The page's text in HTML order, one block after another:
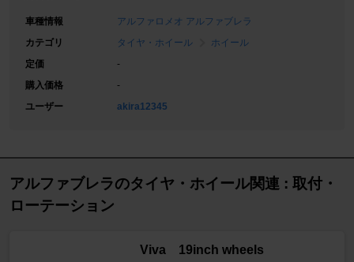
車種情報
アルファロメオ アルファブレラ
カテゴリ
タイヤ・ホイール
ホイール
定価
-
購入価格
-
ユーザー
akira12345
アルファブレラのタイヤ・ホイール関連 : 取付・
ローテーション
Viva 19inch wheels